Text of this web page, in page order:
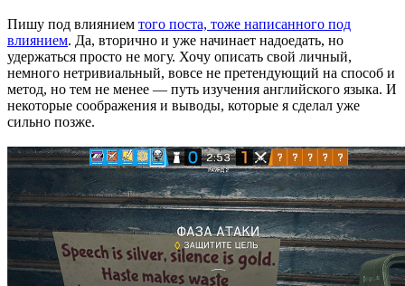
Пишу под влиянием того поста, тоже написанного под
влиянием. Да, вторично и уже начинает надоедать, но
удержаться просто не могу. Хочу описать свой личный,
немного нетривиальный, вовсе не претендующий на способ и
метод, но тем не менее — путь изучения английского языка. И
некоторые соображения и выводы, которые я сделал уже
сильно позже.